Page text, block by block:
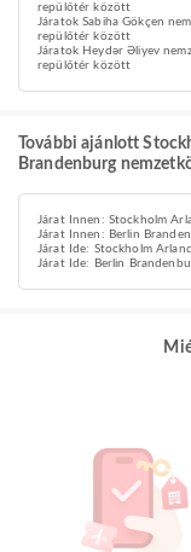
repülőtér között
Járatok Sabiha Gökçen
repülőtér között
Járatok Heydər Əliyev
repülőtér között
További ajánlott
Brandenburg
Járat Innen: Stockholm
Járat Innen: Berlin
Járat Ide: Stockholm
Járat Ide: Berlin